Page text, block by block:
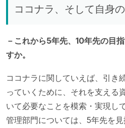
ココナラ、そして自身
－これから5年先、10年先の目
すか。
ココナラに関していえば、引き
っていくために、それを支える
いて必要なことを模索・実現し
管理部門については、5年先を